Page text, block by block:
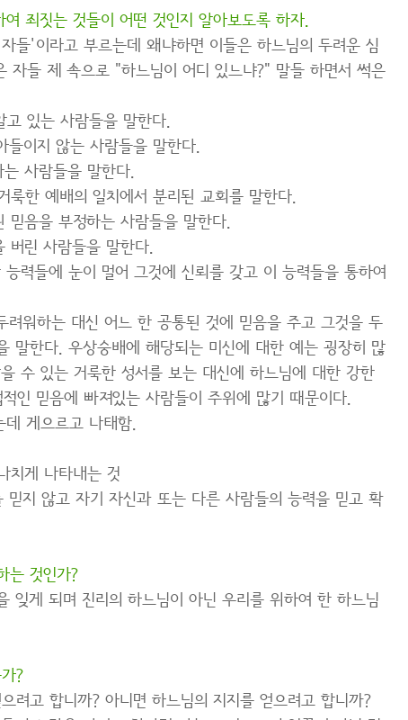
죄짓는 것들이 어떤 것인지 알아보도록 하자.
들'이라고 부르는데 왜냐하면 이들은 하느님의 두려운 심
자들 제 속으로 "하느님이 어디 있느냐?" 말들 하면서 썩은
있는 사람들을 말한다.
이지 않는 사람들을 말한다.
사람들을 말한다.
한 예배의 일치에서 분리된 교회를 말한다.
음을 부정하는 사람들을 말한다.
버린 사람들을 말한다.
력들에 눈이 멀어 그것에 신뢰를 갖고 이 능력들을 통하여
워하는 대신 어느 한 공통된 것에 믿음을 주고 그것을 두
말한다. 우상숭배에 해당되는 미신에 대한 예는 굉장히 많
수 있는 거룩한 성서를 보는 대신에 하느님에 대한 강한
인 믿음에 빠져있는 사람들이 주위에 많기 때문이다.
게으르고 나태함.
치게 나타내는 것
지 않고 자기 자신과 또는 다른 사람들의 능력을 믿고 확
는 것인가?
잊게 되며 진리의 하느님이 아닌 우리를 위하여 한 하느님
?
려고 합니까? 아니면 하느님의 지지를 얻으려고 합니까?